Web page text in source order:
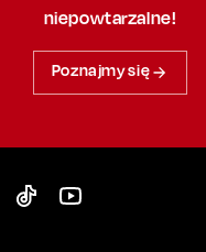
niepowtarzalne!
Poznajmy się